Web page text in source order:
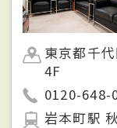
東京都千
4F
0120-648-
岩本町駅